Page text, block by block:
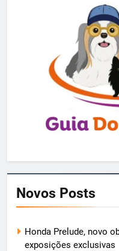
Novos Posts
Honda Prelude, novo
exposições exclusivas